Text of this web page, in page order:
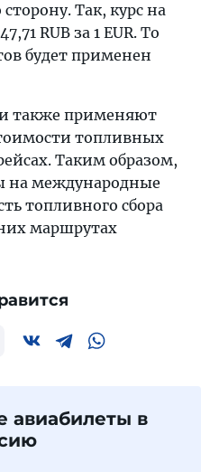
Так, курс на
RUB за 1 EUR. То
будет применен
также применяют
топливных
Таким образом,
на международные
топливного сбора
маршрутах
авиабилеты в